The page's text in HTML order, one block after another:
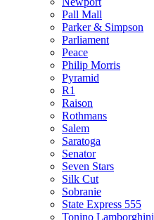
Pall Mall
Parker & Simpson
Parliament
Peace
Philip Morris
Pyramid
R1
Raison
Rothmans
Salem
Saratoga
Senator
Seven Stars
Silk Cut
Sobranie
State Express 555
Tonino Lamborghini